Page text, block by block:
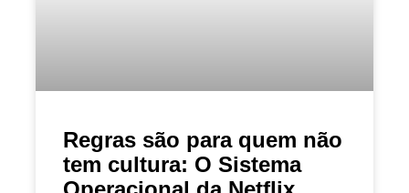
Regras são para quem não
tem cultura: O Sistema